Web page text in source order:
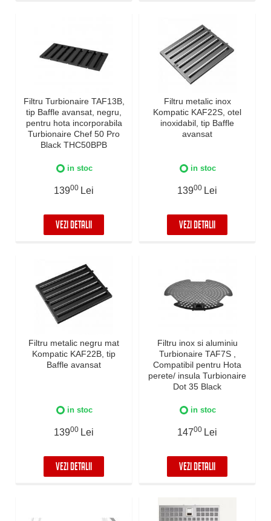
Filtru Turbionaire TAF13B,
tip Baffle avansat, negru,
pentru hota incorporabila
Turbionaire Chef 50 Pro
Black THC50BPB
in stoc
13900 Lei
VEZI DETALII
Filtru metalic inox
Kompatic KAF22S, otel
inoxidabil, tip Baffle
avansat
in stoc
13900 Lei
VEZI DETALII
Filtru metalic negru mat
Kompatic KAF22B, tip
Baffle avansat
in stoc
13900 Lei
VEZI DETALII
Filtru inox si aluminiu
Turbionaire TAF7S ,
Compatibil pentru Hota
perete/ insula Turbionaire
Dot 35 Black
in stoc
14700 Lei
VEZI DETALII